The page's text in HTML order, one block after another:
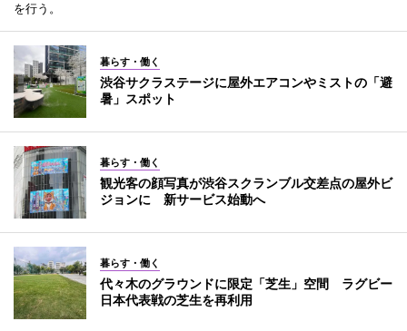
を行う。
暮らす・働く
渋谷サクラステージに屋外エアコンやミストの「避
暑」スポット
暮らす・働く
観光客の顔写真が渋谷スクランブル交差点の屋外ビ
ジョンに 新サービス始動へ
暮らす・働く
代々木のグラウンドに限定「芝生」空間 ラグビー
日本代表戦の芝生を再利用